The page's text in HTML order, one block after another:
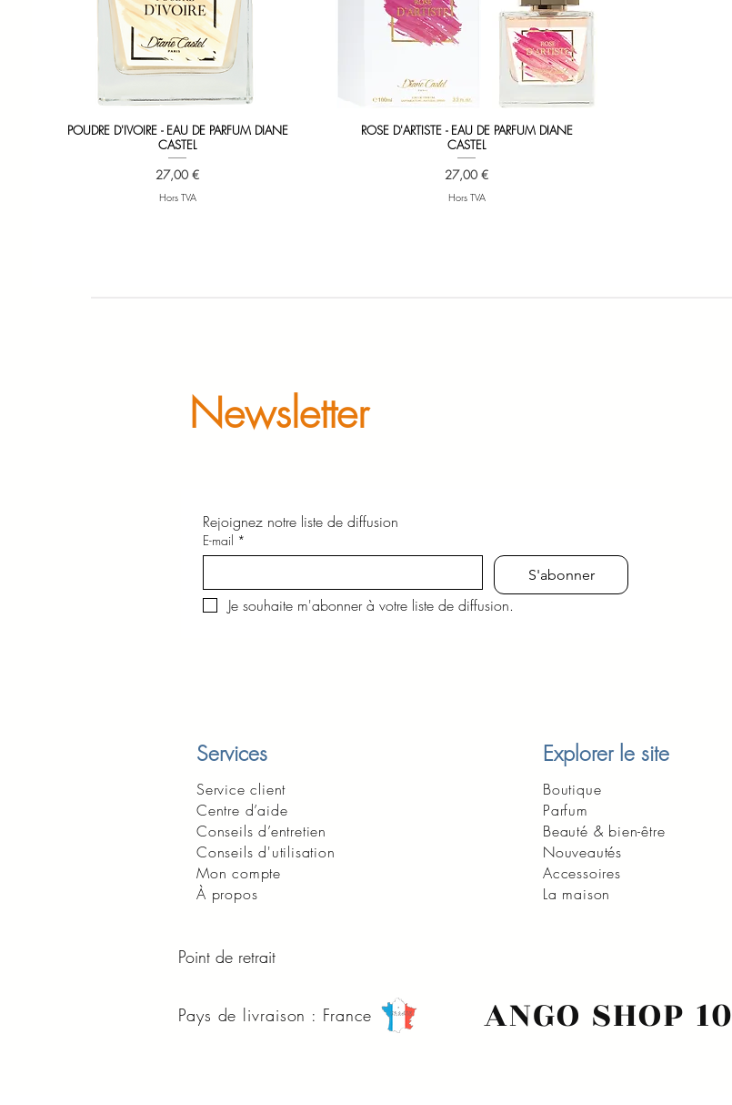
Aperçu rapide
POUDRE D'IVOIRE - EAU DE PARFUM DIANE
CASTEL
Prix
27,00 €
Hors TVA
Aperçu rapide
ROSE D'ARTISTE - EAU DE PARFUM DIANE
CASTEL
Prix
27,00 €
Hors TVA
Newsletter
Rejoignez notre liste de diffusion
E-mail *
S'abonner
Je souhaite m'abonner à votre liste de diffusion.
Services
Service client
Centre d’aide
Conseils d’entretien
Conseils d'utilisation
Mon compte
À propos
Explorer le site
Boutique
Parfum
Beauté & bien-être
Nouveautés
Accessoires
La maison
Point de retrait
Pays de livraison : France ANGO SHOP 10